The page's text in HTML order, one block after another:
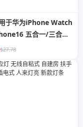
于华为iPhone Watch
五合一/三合一
器 Mate60pro 台钟 快
多功能支架 GT5
$27.78